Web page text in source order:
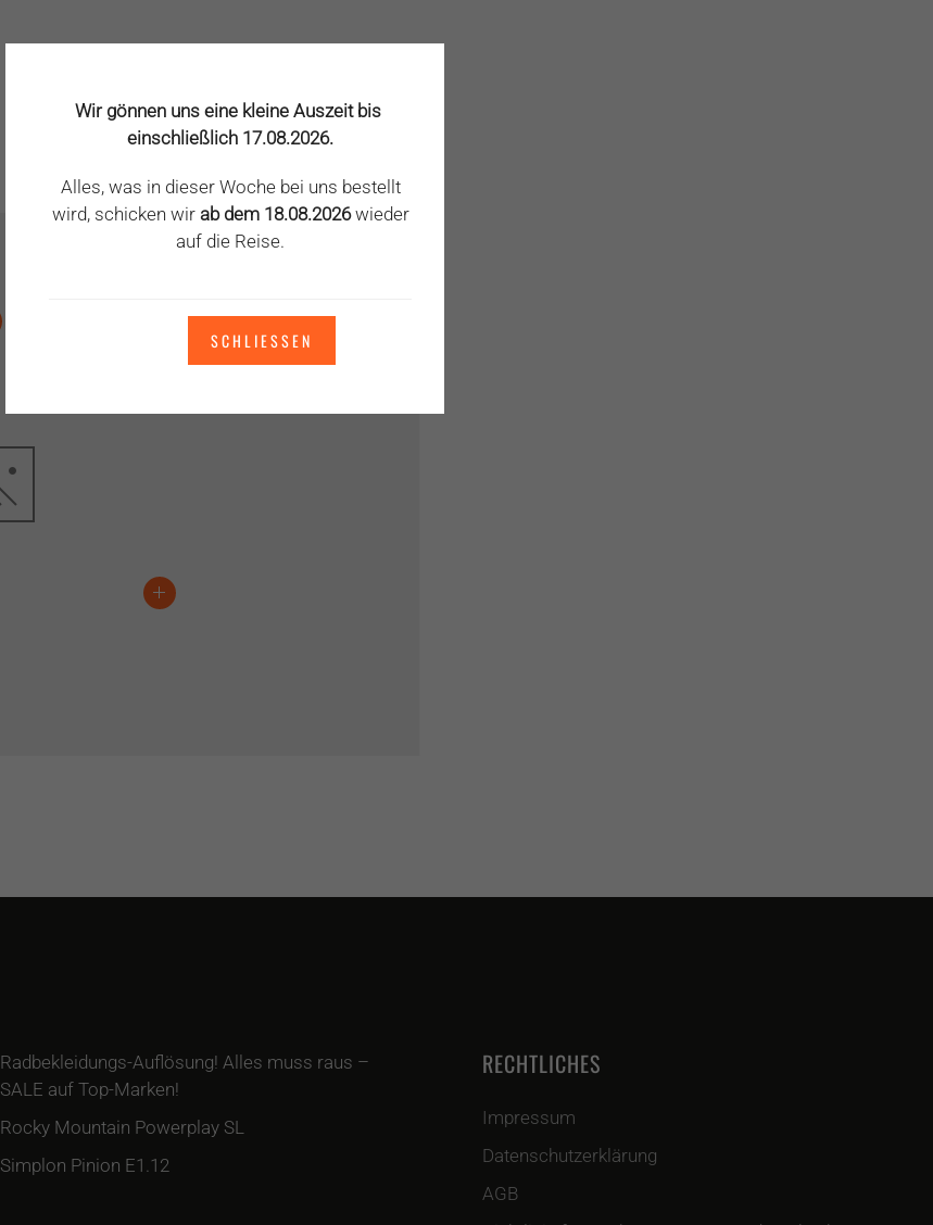
Radbekleidungs-Auflösung! Alles muss raus –
SALE auf Top-Marken!
Rocky Mountain Powerplay SL
Simplon Pinion E1.12
RECHTLICHES
Impressum
Datenschutzerklärung
AGB
Wir gönnen uns eine kleine Auszeit bis
einschließlich 17.08.2026.
Alles, was in dieser Woche bei uns bestellt
wird, schicken wir ab dem 18.08.2026wieder
auf die Reise.
SCHLIESSEN